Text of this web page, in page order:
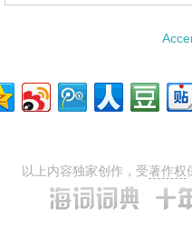
以上内容独家创作，受著作权